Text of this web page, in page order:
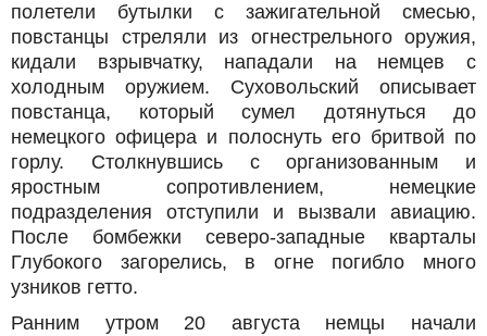
полетели бутылки с зажигательной смесью,
повстанцы стреляли из огнестрельного оружия,
кидали взрывчатку, нападали на немцев с
холодным оружием. Суховольский описывает
повстанца, который сумел дотянуться до
немецкого офицера и полоснуть его бритвой по
горлу. Столкнувшись с организованным и
яростным сопротивлением, немецкие
подразделения отступили и вызвали авиацию.
После бомбежки северо-западные кварталы
Глубокого загорелись, в огне погибло много
узников гетто.
Ранним утром 20 августа немцы начали